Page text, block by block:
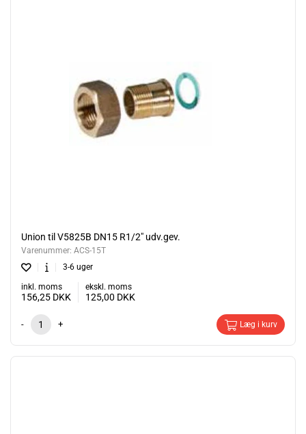
Union til V5825B DN15 R1/2" udv.gev.
Varenummer: ACS-15T
3-6 uger
inkl. moms
156,25 DKK
ekskl. moms
125,00 DKK
- + Læg i kurv